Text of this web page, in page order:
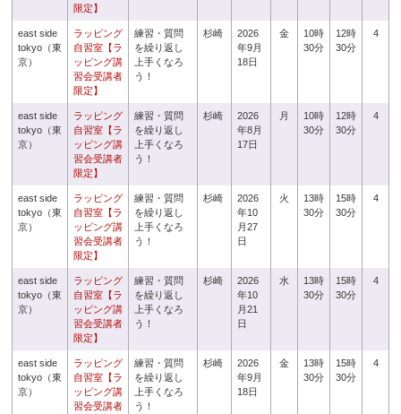
限定】
east side
tokyo（東
京）
ラッピング
自習室【ラ
ッピング講
習会受講者
限定】
練習・質問
を繰り返し
上手くなろ
う！
杉崎
2026
年9月
18日
金
10時
30分
12時
30分
4
east side
tokyo（東
京）
ラッピング
自習室【ラ
ッピング講
習会受講者
限定】
練習・質問
を繰り返し
上手くなろ
う！
杉崎
2026
年8月
17日
月
10時
30分
12時
30分
4
east side
tokyo（東
京）
ラッピング
自習室【ラ
ッピング講
習会受講者
限定】
練習・質問
を繰り返し
上手くなろ
う！
杉崎
2026
年10
月27
日
火
13時
30分
15時
30分
4
east side
tokyo（東
京）
ラッピング
自習室【ラ
ッピング講
習会受講者
限定】
練習・質問
を繰り返し
上手くなろ
う！
杉崎
2026
年10
月21
日
水
13時
30分
15時
30分
4
east side
tokyo（東
京）
ラッピング
自習室【ラ
ッピング講
習会受講者
練習・質問
を繰り返し
上手くなろ
う！
杉崎
2026
年9月
18日
金
13時
30分
15時
30分
4